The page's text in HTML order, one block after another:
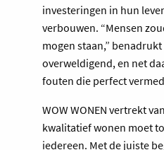
investeringen in hun
verbouwen. “Mensen
mogen staan,” benadrukt
overweldigend, en net
fouten die perfect
WOW WONEN vertrekt
kwalitatief wonen moet
iedereen. Met de juiste